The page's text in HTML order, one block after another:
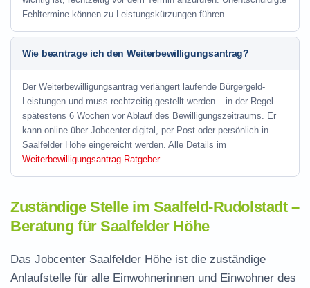
Fehltermine können zu Leistungskürzungen führen.
Wie beantrage ich den Weiterbewilligungsantrag?
Der Weiterbewilligungsantrag verlängert laufende Bürgergeld-
Leistungen und muss rechtzeitig gestellt werden – in der Regel
spätestens 6 Wochen vor Ablauf des Bewilligungszeitraums. Er
kann online über Jobcenter.digital, per Post oder persönlich in
Saalfelder Höhe eingereicht werden. Alle Details im
Weiterbewilligungsantrag-Ratgeber.
Zuständige Stelle im Saalfeld-Rudolstadt –
Beratung für Saalfelder Höhe
Das Jobcenter Saalfelder Höhe ist die zuständige
Anlaufstelle für alle Einwohnerinnen und Einwohner des